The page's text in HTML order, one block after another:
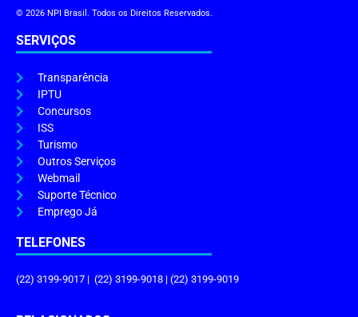
© 2026 NPI Brasil. Todos os Direitos Reservados.
SERVIÇOS
Transparência
IPTU
Concursos
ISS
Turismo
Outros Serviços
Webmail
Suporte Técnico
Emprego Já
TELEFONES
(22) 3199-9017 | (22) 3199-9018 | (22) 3199-9019